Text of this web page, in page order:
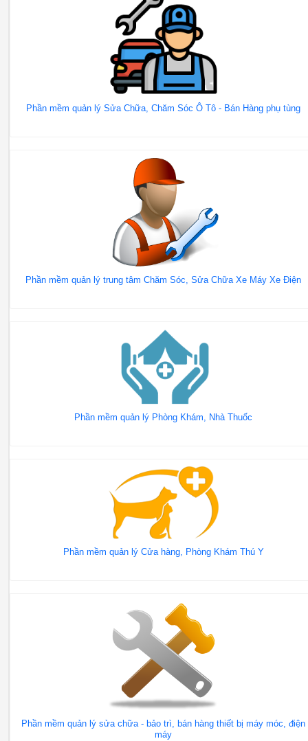
Phần mềm quản lý Sửa Chữa, Chăm Sóc Ô Tô - Bán Hàng phụ tùng
Phần mềm quản lý trung tâm Chăm Sóc, Sửa Chữa Xe Máy Xe Điện
Phần mềm quản lý Phòng Khám, Nhà Thuốc
Phần mềm quản lý Cửa hàng, Phòng Khám Thú Y
Phần mềm quản lý sửa chữa - bảo trì, bán hàng thiết bị máy móc, điện
máy